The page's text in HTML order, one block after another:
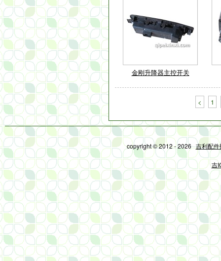
金刚升降器主控开关
< 1
copyright © 2012 - 2026吉利配件
吉